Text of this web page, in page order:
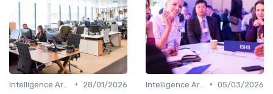
•
28/01/2026
• 05/03/2026